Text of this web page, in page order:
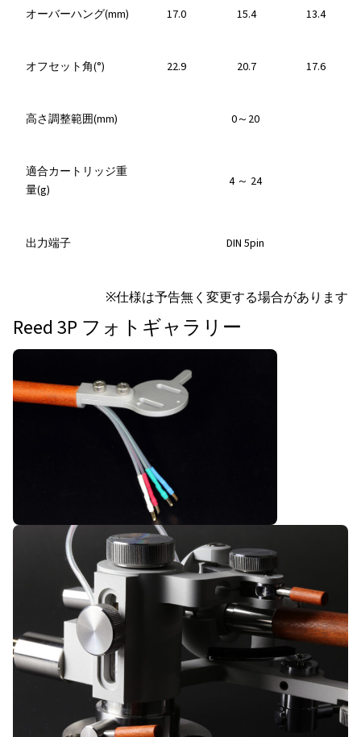
オーバーハング(mm) 17.0 15.4 13.4
オフセット角(°) 22.9 20.7 17.6
高さ調整範囲(mm) 0～20
適合カートリッジ重
量(g)
4 ～ 24
出力端子 DIN 5pin
※仕様は予告無く変更する場合があります
Reed 3P フォトギャラリー